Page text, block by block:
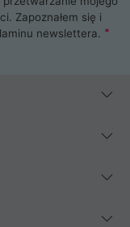
Zapoznałem się i
newslettera.